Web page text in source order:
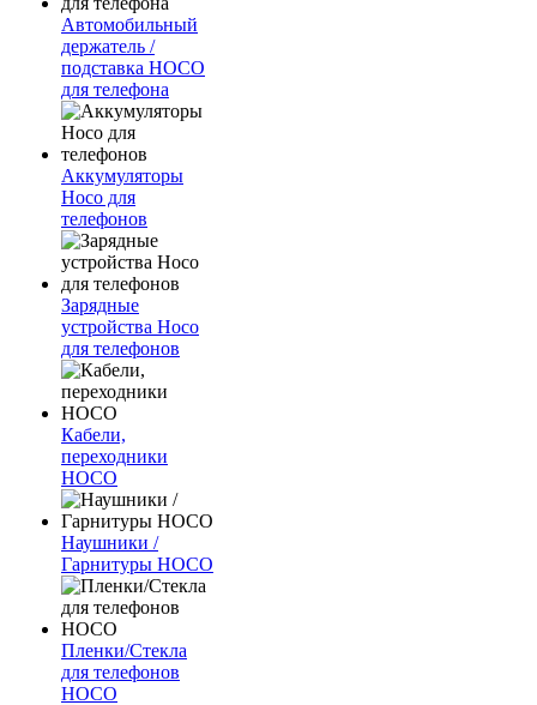
Автомобильный
держатель /
подставка HOCO
для телефона
Аккумуляторы
Hoco для
телефонов
Зарядные
устройства Hoco
для телефонов
Кабели,
переходники
HOCO
Наушники /
Гарнитуры HOCO
Пленки/Стекла
для телефонов
HOCO